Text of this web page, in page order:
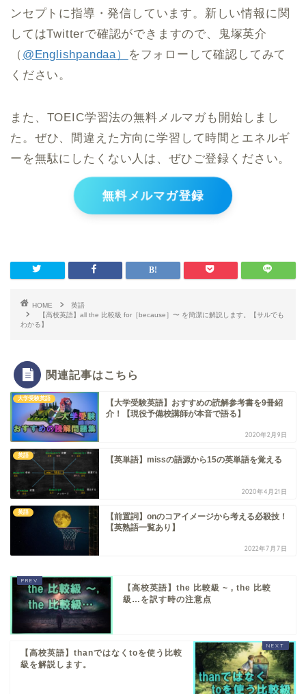
ンセプトに指導・発信しています。新しい情報に関
してはTwitterで確認ができますので、鬼塚英介
（ @Englishpandaa）
をフォローして確認してみて
ください。
また、TOEIC学習法の無料メルマガも開始しまし
た。ぜひ、間違えた方向に学習して時間とエネルギ
ーを無駄にしたくない人は、ぜひご登録ください。
無料メルマガ登録
HOME
英語
【高校英語】all the 比較級 for［because］〜 を簡潔に解説します。【サルでも
わかる】
関連記事はこちら
大学受験英語
【大学受験英語】おすすめの読解参考書を9冊紹
介！【現役予備校講師が本音で語る】
2020年2月9日
英語 【英単語】missの語源から15の英単語を覚える
2020年4月21日
英語
【前置詞】onのコアイメージから考える必殺技！
【英熟語一覧あり】
2022年7月7日
【高校英語】the 比較級 ~ , the 比較
級…を訳す時の注意点
【高校英語】thanではなくtoを使う比較
級を解説します。